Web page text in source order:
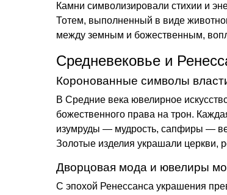
Камни символизировали стихии и
Тотем, выполненный в виде
между земным и божественным,
Средневековье и
Коронованные символы
В Средние века ювелирное
божественного права на трон.
изумруды — мудрость, сапфиры —
Золотые изделия украшали церкви,
Дворцовая мода и ювелиры
С эпохой Ренессанса украшения